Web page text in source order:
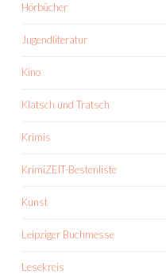
Hörbücher
Jugendliteratur
Kino
Klatsch und Tratsch
Krimis
KrimiZEIT-Bestenliste
Kunst
Leipziger Buchmesse
Lesekreis